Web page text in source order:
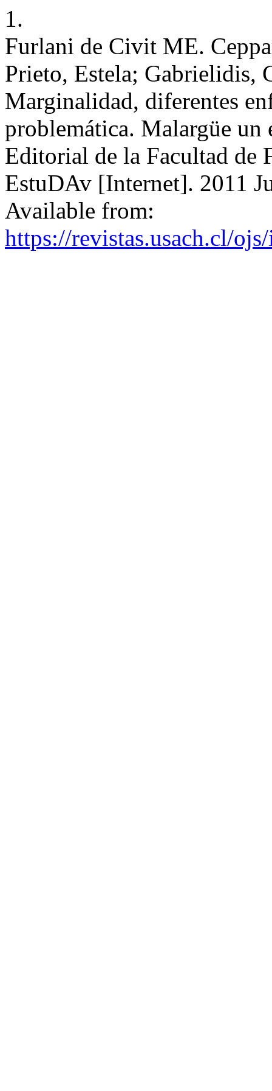
1.
Furlani de Civit ME.
Prieto, Estela; Gabrielidis,
Marginalidad, diferentes
problemática. Malargüe
Editorial de la Facultad de
EstuDAv [Internet]. 2011
Available from:
https://revistas.usach.cl/